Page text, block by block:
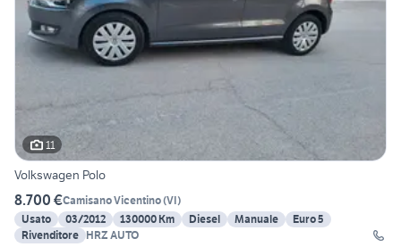
11
Volkswagen Polo
8.700 €Camisano Vicentino(VI)
Usato
03/2012 130000 Km Diesel Manuale
Euro 5
Rivenditore HRZ AUTO